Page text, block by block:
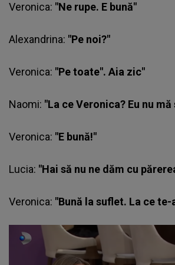
Veronica: "Ne rupe. E bună"
Alexandrina: "Pe noi?"
Veronica: "Pe toate". Aia zic"
Naomi: "La ce Veronica? Eu nu
Veronica: "E bună!"
Lucia: "Hai să nu ne dăm cu
Veronica: "Bună la suflet. La ce